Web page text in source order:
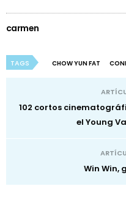
carmen
TAGS CHOW YUN FAT
102 cortos
el Young
Win Win,